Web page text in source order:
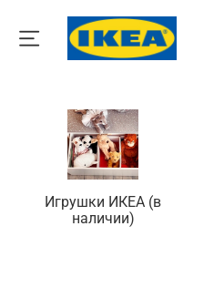
Игрушки ИКЕА (в
наличии)